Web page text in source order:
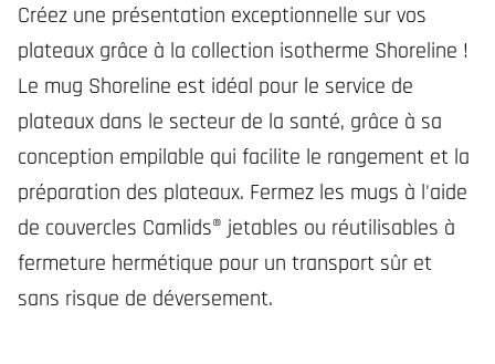
Créez une présentation exceptionnelle sur vos
plateaux grâce à la collection isotherme Shoreline !
Le mug Shoreline est idéal pour le service de
plateaux dans le secteur de la santé, grâce à sa
conception empilable qui facilite le rangement et la
préparation des plateaux. Fermez les mugs à l'aide
de couvercles Camlids® jetables ou réutilisables à
fermeture hermétique pour un transport sûr et
sans risque de déversement.